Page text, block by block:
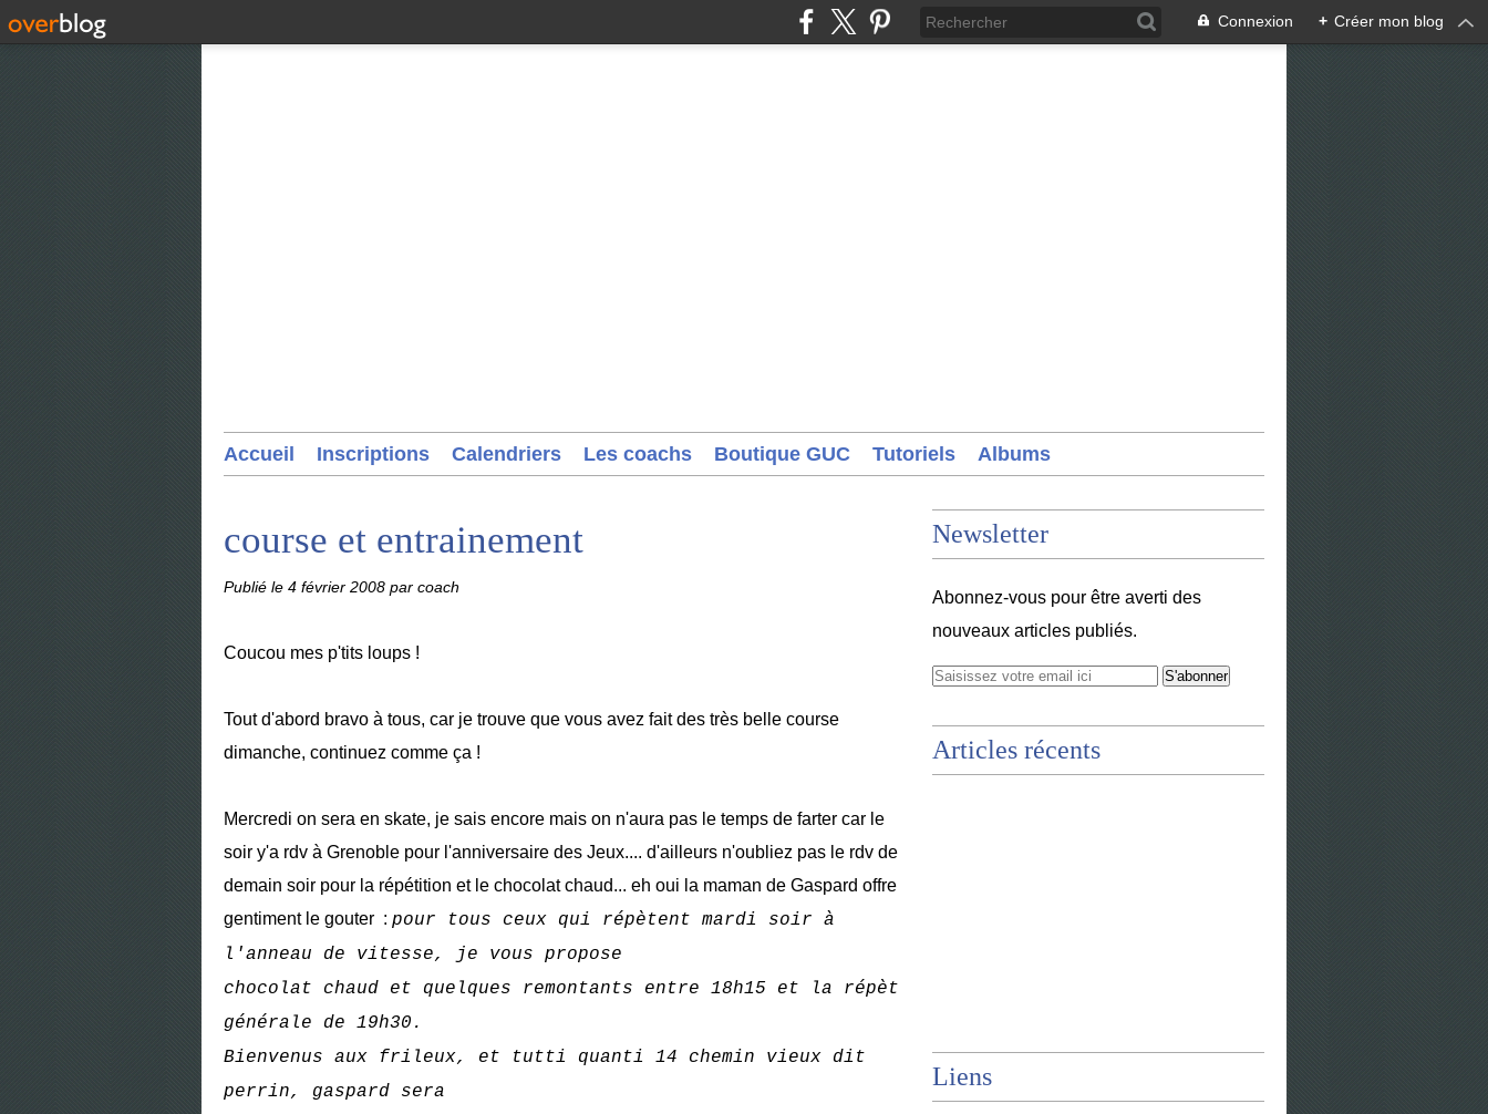
Connexion + Créer mon blog
Accueil Inscriptions Calendriers Les coachs Boutique GUC Tutoriels Albums
course et entrainement
Publié le 4 février 2008 par coach
Coucou mes p'tits loups !
Tout d'abord bravo à tous, car je trouve que vous avez fait des très belle course
dimanche, continuez comme ça !
Mercredi on sera en skate, je sais encore mais on n'aura pas le temps de farter car le
soir y'a rdv à Grenoble pour l'anniversaire des Jeux.... d'ailleurs n'oubliez pas le rdv de
demain soir pour la répétition et le chocolat chaud... eh oui la maman de Gaspard offre
gentiment le gouter : pour tous ceux qui répètent mardi soir à
l'anneau de vitesse, je vous propose
chocolat chaud et quelques remontants entre 18h15 et la répèt
générale de 19h30.
Bienvenus aux frileux, et tutti quanti 14 chemin vieux dit
perrin, gaspard sera
Newsletter
Abonnez-vous pour être averti des
nouveaux articles publiés.
Articles récents
Liens